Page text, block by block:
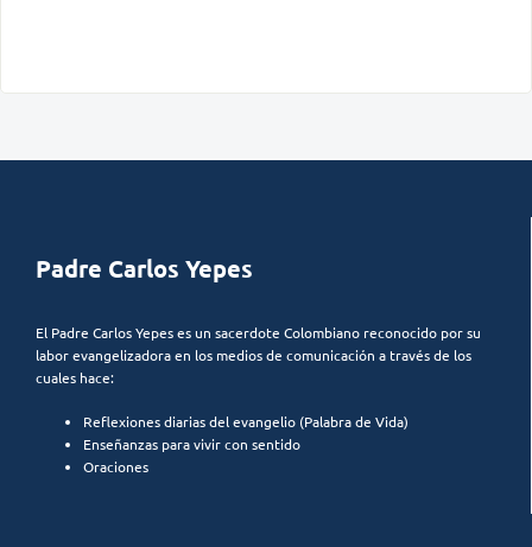
Padre Carlos Yepes
El Padre Carlos Yepes es un sacerdote Colombiano reconocido por su
labor evangelizadora en los medios de comunicación a través de los
cuales hace:
Reflexiones diarias del evangelio (Palabra de Vida)
Enseñanzas para vivir con sentido
Oraciones